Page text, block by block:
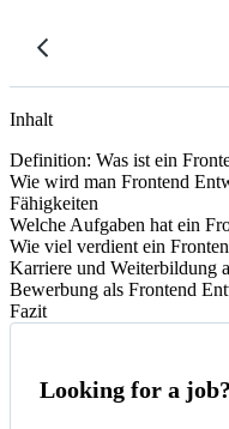
Inhalt
Definition: Was ist ein
Wie wird man Frontend
Fähigkeiten
Welche Aufgaben hat ein
Wie viel verdient ein
Karriere und Weiterbildung
Bewerbung als Frontend
Fazit
Looking for a job?